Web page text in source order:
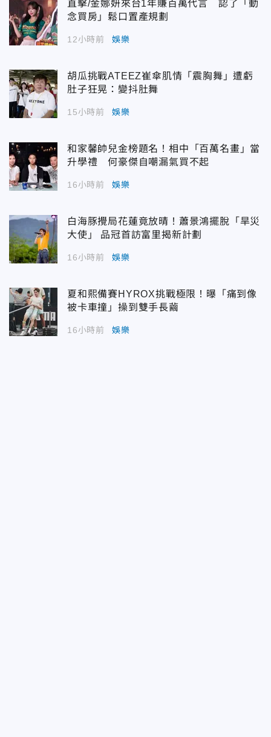
直擊/金娜妍來台1年賺百萬代言 認了「動
念買房」鬆口置產規劃
12小時前 娛樂
胡瓜挑戰ATEEZ崔傘肌情「震胸舞」遭虧
肚子狂晃：變抖肚舞
15小時前 娛樂
和家馨帥兒金榜題名！相中「百萬名畫」當
升學禮 何豪傑自嘲漏氣買不起
16小時前 娛樂
白海豚攪局花蓮竟放晴！蕭景鴻擺脫「旱災
大使」 品冠首訪富里揭新計劃
16小時前 娛樂
夏和熙備賽HYROX挑戰極限！曝「痛到像
被卡車撞」操到雙手長繭
16小時前 娛樂